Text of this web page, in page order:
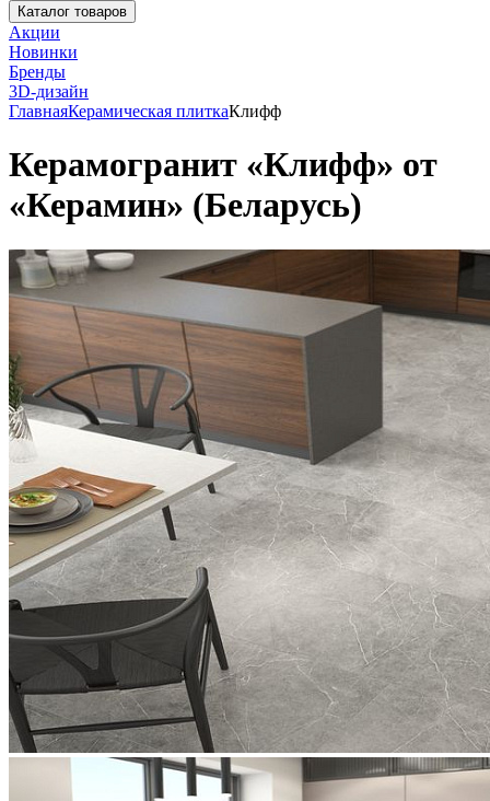
Каталог товаров
Акции
Новинки
Бренды
3D-дизайн
ГлавнаяКерамическая плиткаКлифф
Керамогранит «Клифф» от
«Керамин» (Беларусь)